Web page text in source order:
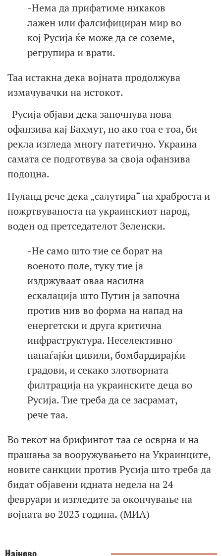
-Нема да прифатиме никаков
лажен или фалсифициран мир во
кој Русија ќе можe да се соземе,
регрупира и врати.
Таа истaкна дека војната продолжува
измачувачки на истокот.
-Русија објави дека започнува нова
офанзива кај Бахмут, но ако тоа е тоа, би
рекла изгледа многу патетично. Украина
самата се подготвува за своја офанзива
подоцна.
Нуланд рече дека „салутира“ на храброста и
пожртвуваноста на украинскиот народ,
воден од претседателот Зеленски.
-Не само што тие се борат на
военото поле, туку тие ја
издржуваат оваа насилна
ескалација што Путин ја започна
против нив во форма на напад на
енергетски и друга критична
инфраструктура. Неселективно
напаѓајќи цивили, бомбардирајќи
градови, и секако злотворната
филтрација на украинските деца во
Русија. Тие треба да се засрамат,
рече таа.
Во текот на брифингот таа се осврна и на
прашања за вооружувањето на Украинците,
новите санкции против Русија што треба да
бидат објавени идната недела на 24
февруари и изгледите за окончување на
војната во 2023 година. (МИА)